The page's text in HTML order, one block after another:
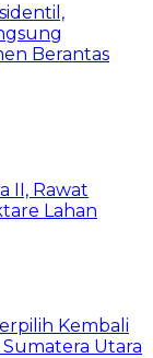
Berantas
II, Rawat
Lahan
Kembali
Sumatera Utara